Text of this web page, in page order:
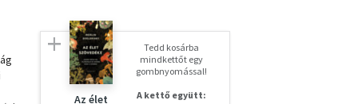
Az élet
Tedd kosárba
mindkettőt egy
gombnyomással!
A kettő együtt: